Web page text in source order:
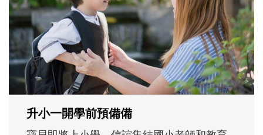
沒有人天生就擅長當爸爸！男人總是在一次
次「前所未有」的體驗中，跟著孩子一起長
大。從給予安全感的肢體遊戲，到獨立自
主、角色認同及解決問題的能力養成。爸爸
正嘗試用不同的模樣，參與孩子每個重要的